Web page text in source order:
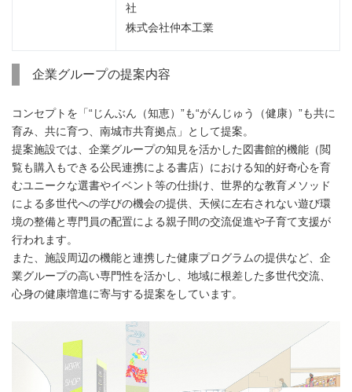
社
株式会社仲本工業
企業グループの提案内容
コンセプトを「“じんぶん（知恵）”も“がんじゅう（健康）”も共に
育み、共に育つ、南城市共育拠点」として提案。
提案施設では、企業グループの知見を活かした図書館的機能（閲
覧も購入もできる公民連携による書店）における知的好奇心を育
むユニークな選書やイベント等の仕掛け、世界的な教育メソッド
による多世代への学びの機会の提供、天候に左右されない遊び環
境の整備と専門員の配置による親子間の交流促進や子育て支援が
行われます。
また、施設周辺の機能と連携した健康プログラムの提供など、企
業グループの高い専門性を活かし、地域に根差した多世代交流、
心身の健康増進に寄与する提案をしています。